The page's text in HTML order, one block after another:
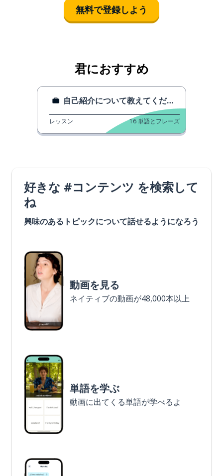
無料で登録しよう
君におすすめ
自己紹介について教えてください。
レッスン 16単語とフレーズ
好きな #コンテンツ を検索して
ね
興味のあるトピックについて話せるようになろう
動画を見る
ネイティブの動画が48,000本以上
単語を学ぶ
動画に出てくる単語が学べるよ